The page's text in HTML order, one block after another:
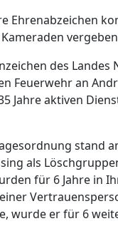
Ehrenabzeichen
des
Feuerwehr an
Jahre aktiven
stand
als
für 6 Jahre in
wurde er für 6